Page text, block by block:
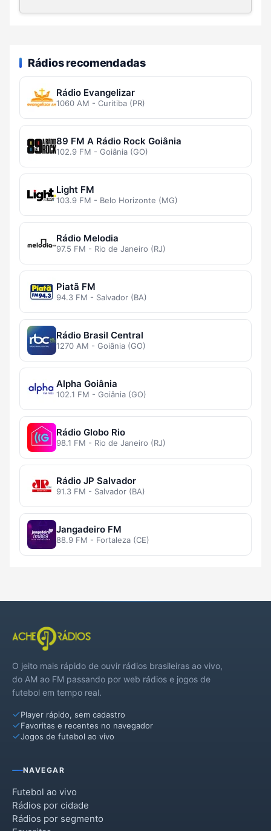
Rádios recomendadas
Rádio Evangelizar
1060 AM - Curitiba (PR)
89 FM A Rádio Rock Goiânia
102.9 FM - Goiânia (GO)
Light FM
103.9 FM - Belo Horizonte (MG)
Rádio Melodia
97.5 FM - Rio de Janeiro (RJ)
Piatã FM
94.3 FM - Salvador (BA)
Rádio Brasil Central
1270 AM - Goiânia (GO)
Alpha Goiânia
102.1 FM - Goiânia (GO)
Rádio Globo Rio
98.1 FM - Rio de Janeiro (RJ)
Rádio JP Salvador
91.3 FM - Salvador (BA)
Jangadeiro FM
88.9 FM - Fortaleza (CE)
O jeito mais rápido de ouvir rádios brasileiras ao vivo,
do AM ao FM passando por web rádios e jogos de
futebol em tempo real.
Player rápido, sem cadastro
Favoritas e recentes no navegador
Jogos de futebol ao vivo
NAVEGAR
Futebol ao vivo
Rádios por cidade
Rádios por segmento